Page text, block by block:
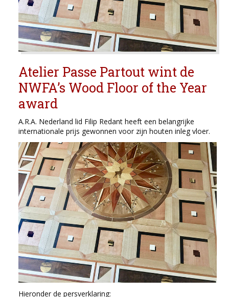
Atelier Passe Partout wint de
NWFA’s Wood Floor of the Year
award
A.R.A. Nederland lid Filip Redant heeft een belangrijke
internationale prijs gewonnen voor zijn houten inleg vloer.
Hieronder de persverklaring: